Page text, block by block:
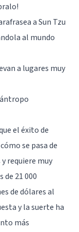
a Sun Tzu
al mundo
a lugares muy
el éxito de
se pasa de
requiere muy
de 21 000
de dólares al
y la suerte ha
más